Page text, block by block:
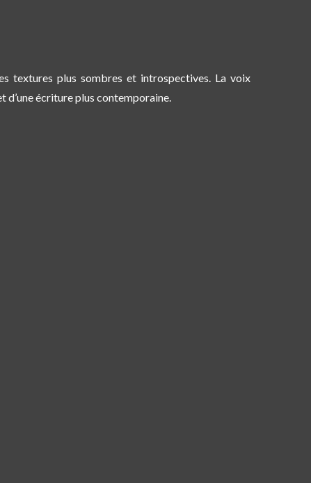
textures plus sombres et introspectives . La voix
d’une écriture plus contemporaine